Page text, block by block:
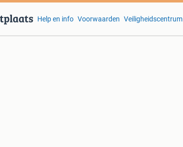
Help en info Voorwaarden Veiligheidscentrum